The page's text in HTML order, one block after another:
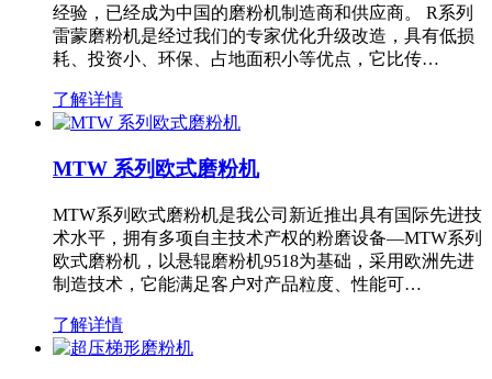
经验，已经成为中国的磨粉机制造商和供应商。 R系列
雷蒙磨粉机是经过我们的专家优化升级改造，具有低损
耗、投资小、环保、占地面积小等优点，它比传…
了解详情
MTW 系列欧式磨粉机
MTW系列欧式磨粉机是我公司新近推出具有国际先进技
术水平，拥有多项自主技术产权的粉磨设备—MTW系列
欧式磨粉机，以悬辊磨粉机9518为基础，采用欧洲先进
制造技术，它能满足客户对产品粒度、性能可…
了解详情